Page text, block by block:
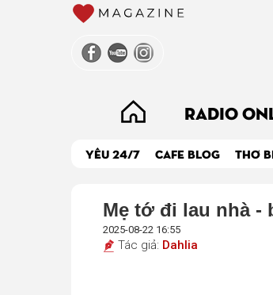
RADIO
YÊU 24/7 CAFE BLOG THƠ
Mẹ tớ đi lau nhà -
2025-08-22 16:55
Tác giả: Dahlia